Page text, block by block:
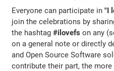
Everyone can participate in"I
join the celebrations by
the hashtag#ilovefs on any
on a general note or directly
and Open Source Software
contribute their part, the